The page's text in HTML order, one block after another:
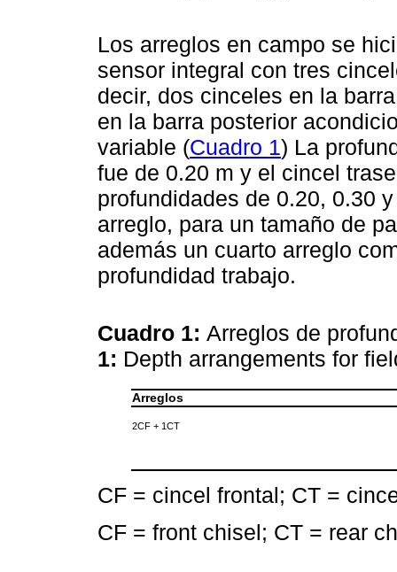
Los arreglos en campo se
sensor integral con tres
decir, dos cinceles en la
en la barra posterior
variable (Cuadro 1) La
fue de 0.20 m y el cincel
profundidades de 0.20, 0.30
arreglo, para un tamaño de
además un cuarto arreglo
profundidad trabajo.
Cuadro 1: Arreglos de
1: Depth arrangements for
Arreglos
2CF + 1CT
CF = cincel frontal; CT =
CF = front chisel; CT = rear